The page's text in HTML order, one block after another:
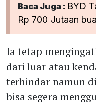
Baca Juga : BYD
Rp 700 Jutaan
Ia tetap
dari luar atau
terhindar namun
bisa segera